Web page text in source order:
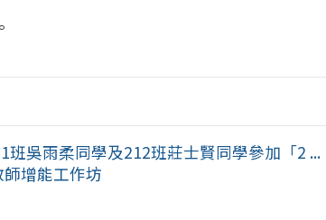
吳雨柔同學及212班莊士賢同學參加「2 ...
增能工作坊